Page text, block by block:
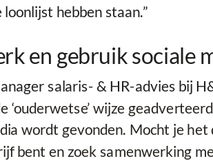
hebben staan.”
en gebruik sociale
salaris- & HR-advies bij
‘ouderwetse’ wijze
wordt gevonden. Mocht je
bent en zoek samenwerking